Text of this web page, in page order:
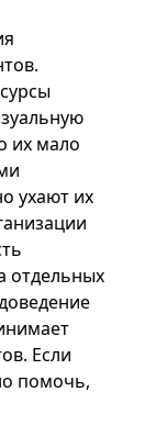
их мало
ухают их
отдельных
Если
помочь,